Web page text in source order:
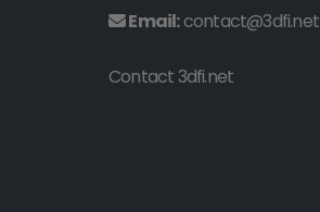
Email:contact@3dfi.net
Contact 3dfi.net